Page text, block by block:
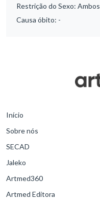
Restrição do Sexo: Ambos
Causa óbito: -
Início
Sobre nós
SECAD
Jaleko
Artmed360
Artmed Editora